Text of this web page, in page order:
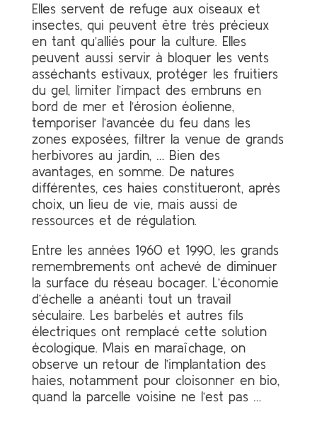
Elles servent de refuge aux oiseaux et
insectes, qui peuvent être très précieux
en tant qu’alliés pour la culture. Elles
peuvent aussi servir à bloquer les vents
asséchants estivaux, protéger les fruitiers
du gel, limiter l’impact des embruns en
bord de mer et l’érosion éolienne,
temporiser l’avancée du feu dans les
zones exposées, filtrer la venue de grands
herbivores au jardin, … Bien des
avantages, en somme. De natures
différentes, ces haies constitueront, après
choix, un lieu de vie, mais aussi de
ressources et de régulation.
Entre les années 1960 et 1990, les grands
remembrements ont achevé de diminuer
la surface du réseau bocager. L’économie
d’échelle a anéanti tout un travail
séculaire. Les barbelés et autres fils
électriques ont remplacé cette solution
écologique. Mais en maraîchage, on
observe un retour de l’implantation des
haies, notamment pour cloisonner en bio,
quand la parcelle voisine ne l’est pas …